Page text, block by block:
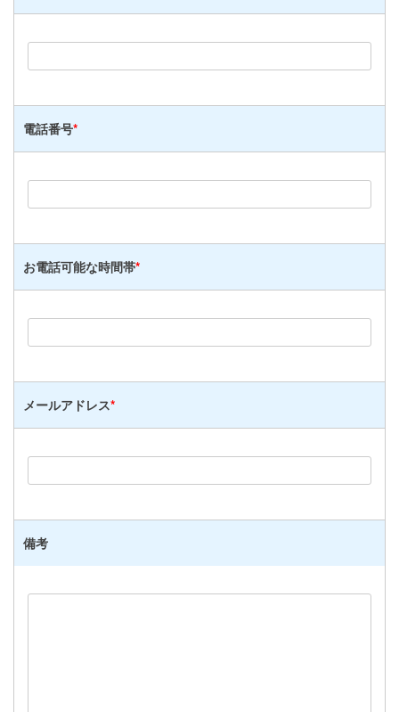
電話番号*
お電話可能な時間帯*
メールアドレス*
備考